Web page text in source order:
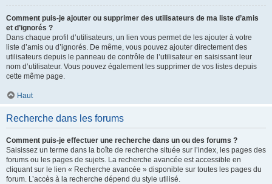
Comment puis-je ajouter ou supprimer des utilisateurs de ma liste d’amis
et d’ignorés ?
Dans chaque profil d’utilisateurs, un lien vous permet de les ajouter à votre
liste d’amis ou d’ignorés. De même, vous pouvez ajouter directement des
utilisateurs depuis le panneau de contrôle de l’utilisateur en saisissant leur
nom d’utilisateur. Vous pouvez également les supprimer de vos listes depuis
cette même page.
Haut
Recherche dans les forums
Comment puis-je effectuer une recherche dans un ou des forums ?
Saisissez un terme dans la boîte de recherche située sur l’index, les pages des
forums ou les pages de sujets. La recherche avancée est accessible en
cliquant sur le lien « Recherche avancée » disponible sur toutes les pages du
forum. L’accès à la recherche dépend du style utilisé.